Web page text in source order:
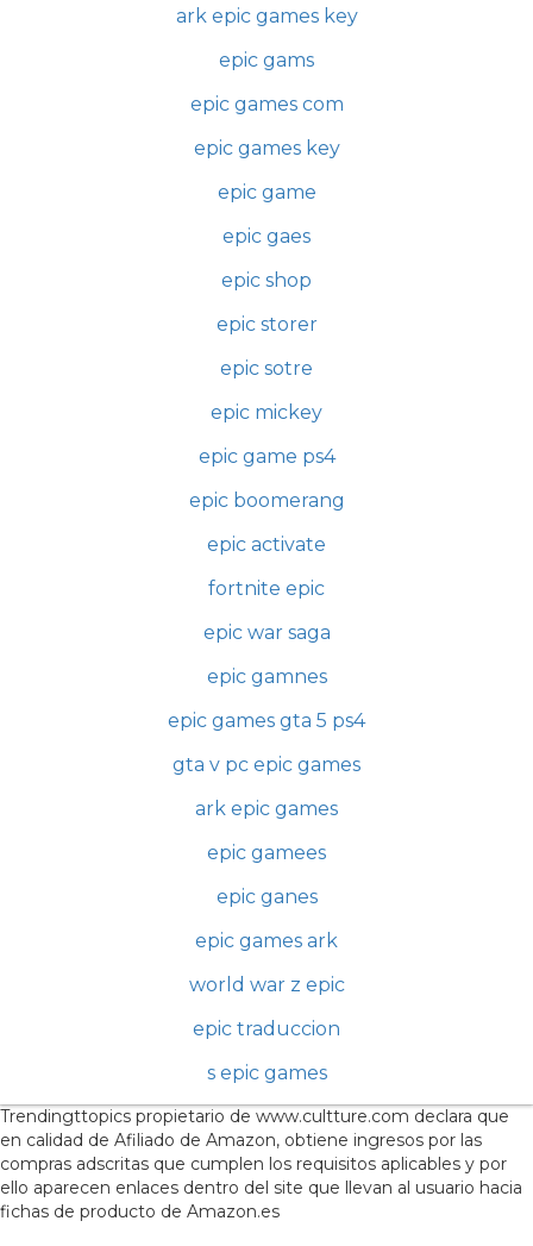
ark epic games key
epic gams
epic games com
epic games key
epic game
epic gaes
epic shop
epic storer
epic sotre
epic mickey
epic game ps4
epic boomerang
epic activate
fortnite epic
epic war saga
epic gamnes
epic games gta 5 ps4
gta v pc epic games
ark epic games
epic gamees
epic ganes
epic games ark
world war z epic
epic traduccion
s epic games
Trendingttopics propietario de www.cultture.com declara que
en calidad de Afiliado de Amazon, obtiene ingresos por las
compras adscritas que cumplen los requisitos aplicables y por
ello aparecen enlaces dentro del site que llevan al usuario hacia
fichas de producto de Amazon.es